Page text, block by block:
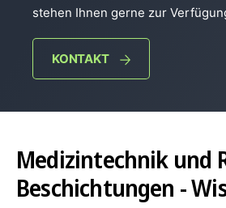
stehen Ihnen gerne zur
KONTAKT
Medizintechnik und
Beschichtungen -